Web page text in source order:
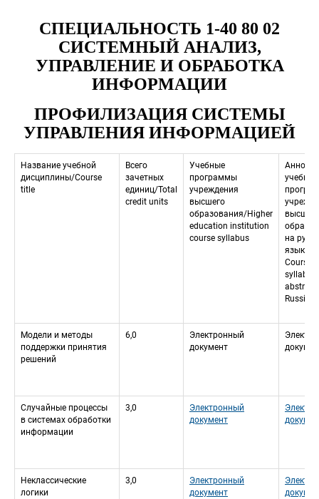
СПЕЦИАЛЬНОСТЬ 1-40 80 02
СИСТЕМНЫЙ АНАЛИЗ,
УПРАВЛЕНИЕ И ОБРАБОТКА
ИНФОРМАЦИИ
ПРОФИЛИЗАЦИЯ СИСТЕМЫ
УПРАВЛЕНИЯ ИНФОРМАЦИЕЙ
Название учебной
дисциплины/Course
title
Всего
зачетных
единиц/Total
credit units
Учебные
программы
учреждения
высшего
образования/Higher
education institution
course syllabus
на
языкe/
Course
syllabus
Russian
Модели и методы
поддержки принятия
решений
6,0
Электронный
документ
Случайные процессы
в системах обработки
информации
3,0
Электронный
документ
Неклассические
логики
3,0
Электронный
документ